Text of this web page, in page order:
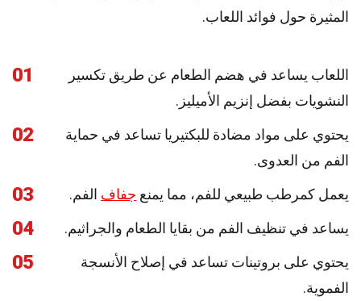
المثيرة حول فوائد اللعاب.
01
اللعاب يساعد في هضم الطعام عن طريق تكسير
النشويات بفضل إنزيم الأميليز.
02
يحتوي على مواد مضادة للبكتيريا تساعد في حماية
الفم من العدوى.
03 يعمل كمرطب طبيعي للفم، مما يمنع جفاف الفم.
04 يساعد في تنظيف الفم من بقايا الطعام والجراثيم.
05
يحتوي على بروتينات تساعد في إصلاح الأنسجة
الفموية.